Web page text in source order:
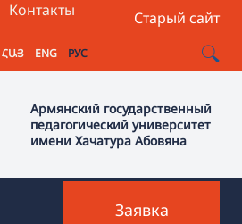
Старый сайт
Контакты
ՀԱՅ ENG РУС
Армянский государственный
педагогический университет
имени Хачатура Абовяна
Заявка